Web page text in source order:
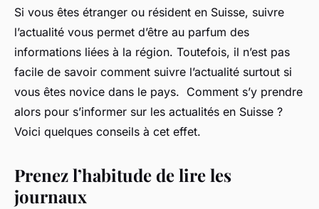
Comment puis-je mieux
m'informer sur les actualités
en Suisse?
sandrine•15 décembre 2022•2 min de lecture
Si vous êtes étranger ou résident en Suisse, suivre
l’actualité vous permet d’être au parfum des
informations liées à la région. Toutefois, il n’est pas
facile de savoir comment suivre l’actualité surtout si
vous êtes novice dans le pays. Comment s’y prendre
alors pour s’informer sur les actualités en Suisse ?
Voici quelques conseils à cet effet.
Prenez l’habitude de lire les
journaux